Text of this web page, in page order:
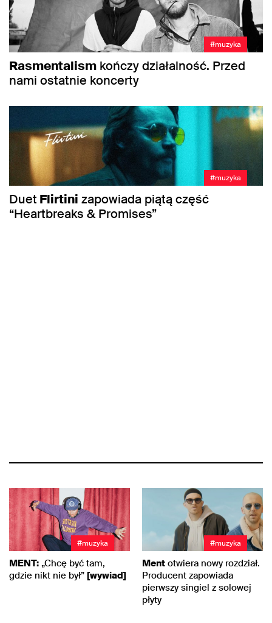
#muzyka
Rasmentalism kończy działalność. Przed
nami ostatnie koncerty
#muzyka
Duet Flirtini zapowiada piątą część
“Heartbreaks & Promises”
#muzyka
MENT: „Chcę być tam,
gdzie nikt nie był” [wywiad]
#muzyka
Ment otwiera nowy rozdział.
Producent zapowiada
pierwszy singiel z solowej
płyty